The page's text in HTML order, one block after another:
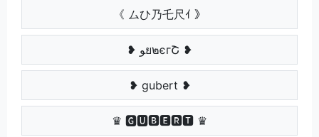
《 ムひ乃乇尺ｲ 》
❥ ﻮย๒єгՇ ❥
❥ gubert ❥
♛ 🅶🆄🅱🅴🆁🆃 ♛